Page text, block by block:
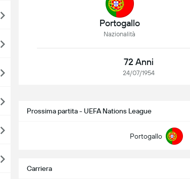
Portogallo
Nazionalità
72 Anni
24/07/1954
Prossima partita - UEFA Nations League
Portogallo
Carriera